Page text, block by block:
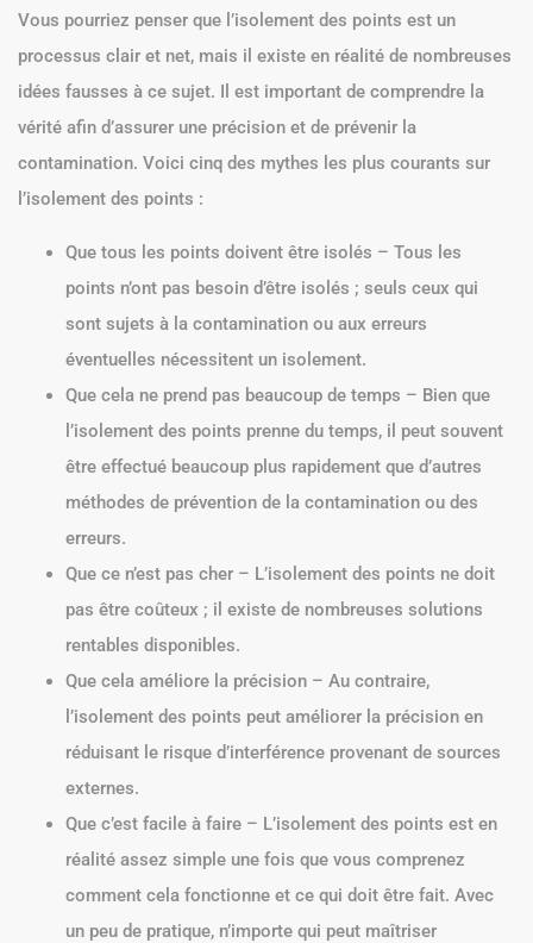
Vous pourriez penser que l’isolement des points est un
processus clair et net, mais il existe en réalité de nombreuses
idées fausses à ce sujet. Il est important de comprendre la
vérité afin d’assurer une précision et de prévenir la
contamination. Voici cinq des mythes les plus courants sur
l’isolement des points :
Que tous les points doivent être isolés – Tous les
points n’ont pas besoin d’être isolés ; seuls ceux qui
sont sujets à la contamination ou aux erreurs
éventuelles nécessitent un isolement.
Que cela ne prend pas beaucoup de temps – Bien que
l’isolement des points prenne du temps, il peut souvent
être effectué beaucoup plus rapidement que d’autres
méthodes de prévention de la contamination ou des
erreurs.
Que ce n’est pas cher – L’isolement des points ne doit
pas être coûteux ; il existe de nombreuses solutions
rentables disponibles.
Que cela améliore la précision – Au contraire,
l’isolement des points peut améliorer la précision en
réduisant le risque d’interférence provenant de sources
externes.
Que c’est facile à faire – L’isolement des points est en
réalité assez simple une fois que vous comprenez
comment cela fonctionne et ce qui doit être fait. Avec
un peu de pratique, n’importe qui peut maîtriser